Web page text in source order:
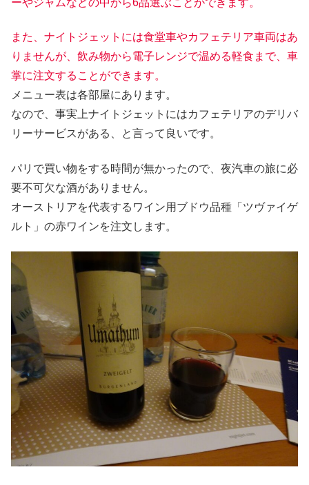
また、ナイトジェットには食堂車やカフェテリア車両はあ
りませんが、飲み物から電子レンジで温める軽食まで、車
掌に注文することができます。
メニュー表は各部屋にあります。
なので、事実上ナイトジェットにはカフェテリアのデリバ
リーサービスがある、と言って良いです。
パリで買い物をする時間が無かったので、夜汽車の旅に必
要不可欠な酒がありません。
オーストリアを代表するワイン用ブドウ品種「ツヴァイゲ
ルト」の赤ワインを注文します。